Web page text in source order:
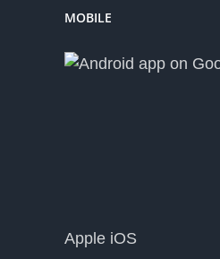
MOBILE
Apple iOS